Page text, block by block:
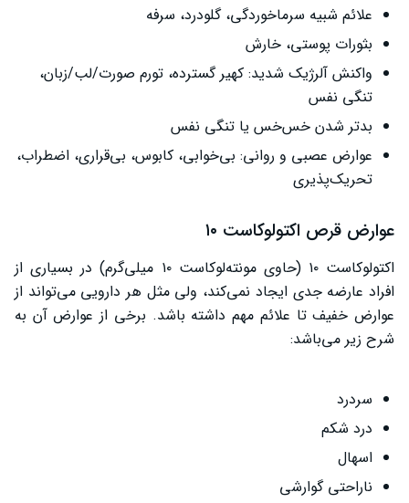
علائم شبیه سرماخوردگی، گلودرد، سرفه
بثورات پوستی، خارش
واکنش آلرژیک شدید: کهیر گسترده، تورم صورت/لب/زبان،
تنگی نفس
بدتر شدن خس‌خس یا تنگی نفس
عوارض عصبی و روانی: بی‌خوابی، کابوس، بی‌قراری، اضطراب،
تحریک‌پذیری
عوارض قرص اکتولوکاست ۱۰
اکتولوکاست ۱۰ (حاوی مونته‌لوکاست ۱۰ میلی‌گرم) در بسیاری از
افراد عارضه جدی ایجاد نمی‌کند، ولی مثل هر دارویی می‌تواند از
عوارض خفیف تا علائم مهم داشته باشد. برخی از عوارض آن به
شرح زیر می‌باشد:
سردرد
درد شکم
اسهال
ناراحتی گوارشی